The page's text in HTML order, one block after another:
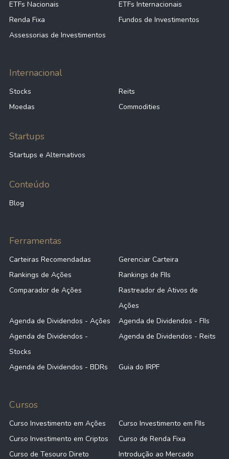
meses a empresa não pagou dividendos
ETFs Nacionais
ETFs Internacionais
Renda Fixa
Fundos de Investimentos
Assessorias de Investimentos
Internacional
Stocks
Reits
Moedas
Commodities
Startups
Startups e Alternativos
Conteúdo
Blog
Ferramentas
Carteiras Recomendadas
Gerenciar Carteira
Rankings de Ações
Rankings de FIIs
Comparador de Ações
Rastreador de Ativos de
Ações
Agenda de Dividendos - Ações
Agenda de Dividendos - FIIs
Agenda de Dividendos -
Stocks
Agenda de Dividendos - Reits
Agenda de Dividendos - BDRs Guia do IRPF
Cursos
Curso Investimento em Ações
Curso Investimento em FIIs
Curso Investimento em Criptos
Curso de Renda Fixa
Curso de Tesouro Direto
Introdução ao Mercado